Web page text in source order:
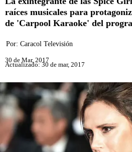
raíces musicales para
de 'Carpool Karaoke' del
Por: Caracol Televisión
30 de Mar, 2017
Actualizado: 30 de mar, 2017